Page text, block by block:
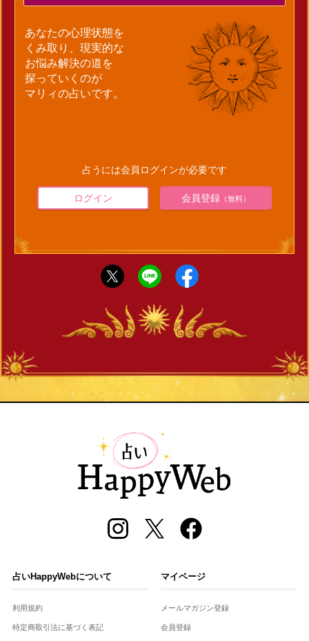
あなたの心理状態を
くみ取り、現実的な
お悩み解決の道を
探っていくのが
マリィの占いです。
占うには会員ログインが必要です
ログイン 会員登録（無料）
占いHappyWebについて
利用規約
特定商取引法に基づく表記
マイページ
メールマガジン登録
会員登録